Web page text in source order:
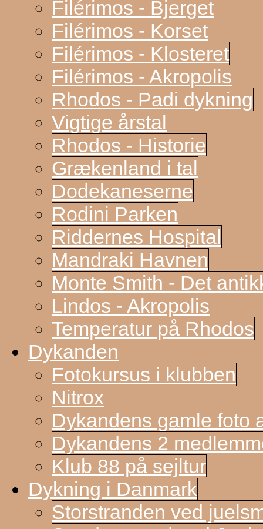
Filérimos - Bjerget
Filérimos - Korset
Filérimos - Klosteret
Filérimos - Akropolis
Rhodos - Padi dykning
Vigtige årstal
Rhodos - Historie
Grækenland i tal
Dodekaneserne
Rodini Parken
Riddernes Hospital
Mandraki Havnen
Monte Smith - Det
Lindos - Akropolis
Temperatur på Rhodos
Dykanden
Fotokursus i klubben
Nitrox
Dykandens gamle foto
Dykandens 2
Klub 88 på sejltur
Dykning i Danmark
Storstranden ved